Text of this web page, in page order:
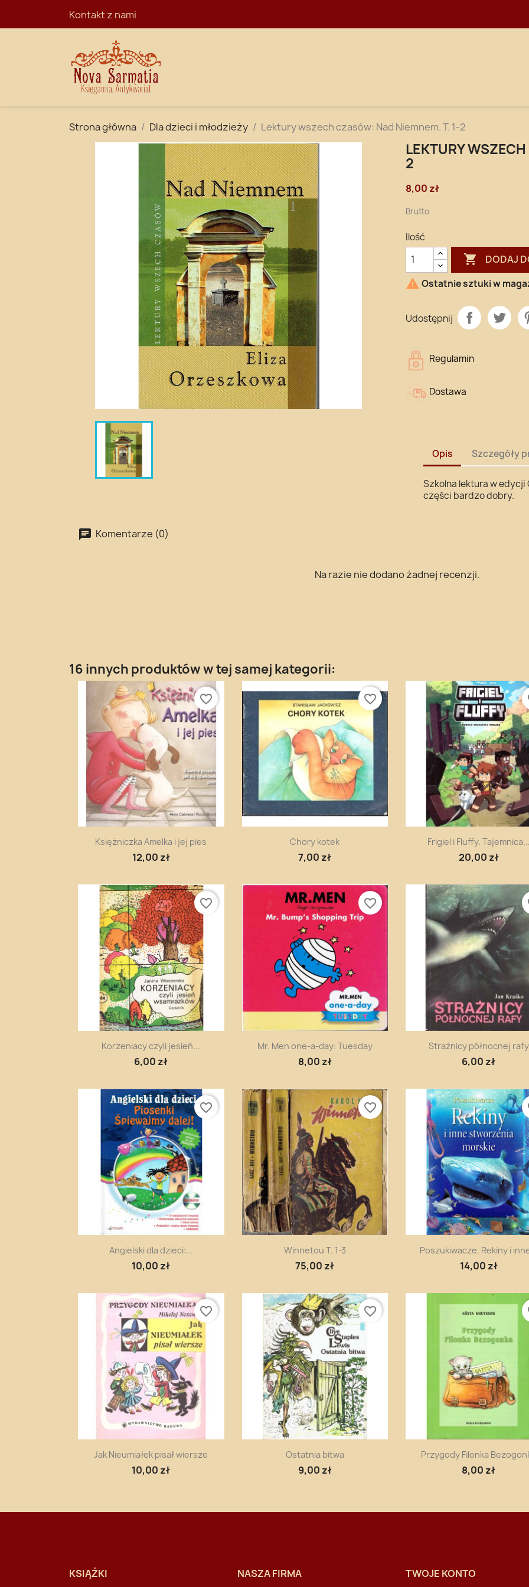
Kontakt z nami
Strona główna Dla dzieci i młodzieży Lektury wszech czasów: Nad Niemnem. T. 1-2
LEKTURY
2
8,00 zł
Brutto
Ilość
 DODAJ
 Ostatnie sztuki w
Udostępnij
Regulamin
Dostawa
Opis Szczegóły
Szkolna lektura w edycji
części bardzo dobry.
Komentarze (0)
Na razie nie dodano żadnej recenzji.
16 innych produktów w tej samej kategorii:
Szybki podgląd
Księżniczka Amelka i jej pies
12,00 zł
favorite_border
Szybki podgląd
Chory kotek
7,00 zł
favorite_border
Szybki podgląd
Frigiel i Fluffy. Tajemnica...
20,00 zł
Szybki podgląd
Korzeniacy czyli jesień...
6,00 zł
favorite_border
Szybki podgląd
Mr. Men one-a-day: Tuesday
8,00 zł
favorite_border
Szybki podgląd
Strażnicy północnej rafy
6,00 zł
Szybki podgląd
Angielski dla dzieci:...
10,00 zł
favorite_border
Szybki podgląd
Winnetou T. 1-3
75,00 zł
favorite_border
Szybki podgląd
Poszukiwacze. Rekiny i
14,00 zł
Szybki podgląd
Jak Nieumiałek pisał wiersze
10,00 zł
favorite_border
Szybki podgląd
Ostatnia bitwa
9,00 zł
favorite_border
Szybki podgląd
Przygody Filonka
8,00 zł
KSIĄŻKI NASZA FIRMA TWOJE KONTO